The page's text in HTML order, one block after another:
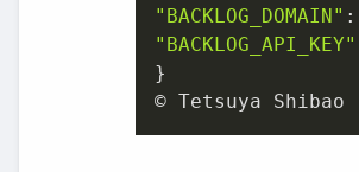
"BACKLOG_DOMAIN" :
"BACKLOG_API_KEY"
}
© Tetsuya Shibao